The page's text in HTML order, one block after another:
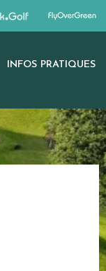
INFOS PRATIQUES